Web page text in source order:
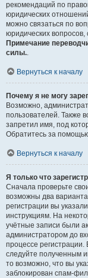
рекомендаций по
юридических
можно связаться по
юридических
Примечание
силы..
Вернуться к началу
Почему я не могу
Возможно,
пользователей. Также
запретил имя, под
Обратитесь за
Вернуться к началу
Я только что
Сначала проверьте
возможны два
регистрации вы
инструкциям. На
учётные записи были
администратором до
процессе
следуйте полученным
то возможно, что вы
заблокирован спам-